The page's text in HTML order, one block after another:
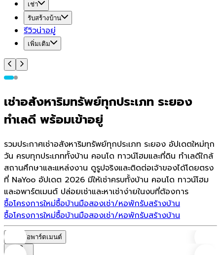
เช่า
รับสร้างบ้าน
รีวิวน่าอยู่
เพิ่มเติม
เช่าอสังหาริมทรัพย์ทุกประเภท ระยอง
ทำเลดี พร้อมเข้าอยู่
รวมประกาศเช่าอสังหาริมทรัพย์ทุกประเภท ระยอง อัปเดตใหม่ทุก
วัน ครบทุกประเภททั้งบ้าน คอนโด ทาวน์โฮมและที่ดิน ทำเลดีใกล้
สถานศึกษาและแหล่งงาน ดูรูปจริงและติดต่อเจ้าของได้โดยตรง
ที่ NaYoo อัปเดต 2026 มีให้เช่าครบทั้งบ้าน คอนโด ทาวน์โฮม
และอพาร์ตเมนต์ ปล่อยเช่าและหาเช่าง่ายในงบที่ต้องการ
ซื้อโครงการใหม่ซื้อบ้านมือสองเช่า/หอพักรับสร้างบ้าน
ซื้อโครงการใหม่ซื้อบ้านมือสองเช่า/หอพักรับสร้างบ้าน
หอพัก/อพาร์ตเมนต์